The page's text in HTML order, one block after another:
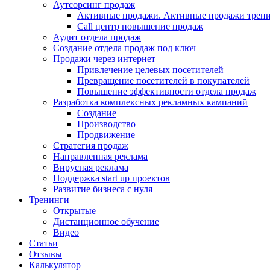
Аутсорсинг продаж
Активные продажи. Активные продажи
Call центр повышение продаж
Аудит отдела продаж
Создание отдела продаж под ключ
Продажи через интернет
Привлечение целевых посетителей
Превращение посетителей в покупателей
Повышение эффективности отдела продаж
Разработка комплексных рекламных кампаний
Создание
Производство
Продвижение
Стратегия продаж
Направленная реклама
Вирусная реклама
Поддержка start up проектов
Развитие бизнеса с нуля
Тренинги
Открытые
Дистанционное обучение
Видео
Статьи
Отзывы
Калькулятор